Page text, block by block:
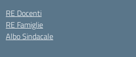
RE Docenti
RE Famiglie
Albo Sindacale